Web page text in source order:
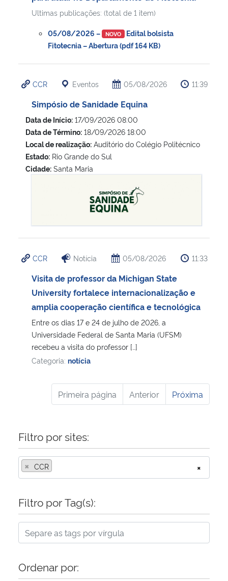
Ultimas publicações: (total de 1 item)
05/08/2026 – NOVO Edital bolsista
Fitotecnia – Abertura (pdf 164 KB)
CCR Eventos 05/08/2026 11:39
Simpósio de Sanidade Equina
Data de Início: 17/09/2026 08:00
Data de Término: 18/09/2026 18:00
Local de realização: Auditório do Colégio Politécnico
Estado: Rio Grande do Sul
Cidade: Santa Maria
CCR Notícia 05/08/2026 11:33
Visita de professor da Michigan State
University fortalece internacionalização e
amplia cooperação científica e tecnológica
Entre os dias 17 e 24 de julho de 2026, a
Universidade Federal de Santa Maria (UFSM)
recebeu a visita do professor […]
Categoria: notícia
Primeira página Anterior Próxima
Filtro por sites:
×
× CCR
Filtro por Tag(s):
Ordenar por: